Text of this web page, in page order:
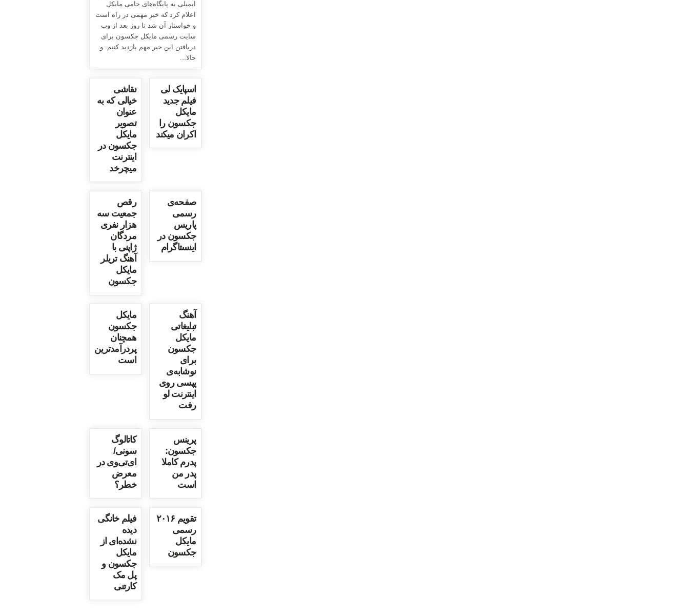
ایمیلی به پایگاه‌های حامی مایکل
اعلام کرد که خبر مهمی در راه است
و خواستار آن شد تا روز بعد از وب
سایت رسمی مایکل جکسون برای
دریافتن این خبر مهم بازدید کنیم. و
حالا...
اسپایک لی
فیلم جدید
مایکل
جکسون را
اکران میکند
نقاشی
خیالی که به
عنوان
تصویر
مایکل
جکسون در
اینترنت
میچرخد
صفحه‌ی
رسمی
پاریس
جکسون در
اینستاگرام
رقص
جمعیت سه
هزار نفری
مردگان
ژاپنی با
آهنگ تریلر
مایکل
جکسون
آهنگ
تبلیغاتی
مایکل
جکسون
برای
نوشابه‌ی
پپسی روی
اینترنت لو
رفت
مایکل
جکسون
همچنان
پردرآمدترین
است
پرینس
جکسون:
پدرم کاملا
پدر من
است
کاتالوگ
سونی/
ای‌تی‌وی در
معرض
خطر؟
تقویم ۲۰۱۶
رسمی
مایکل
جکسون
فیلم خانگی
دیده
نشده‌ای از
مایکل
جکسون و
پل مک
کارتنی